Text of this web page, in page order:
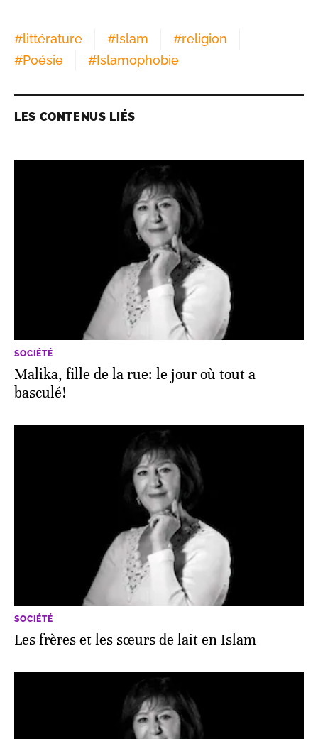
#littérature #Islam #religion
#Poésie #Islamophobie
LES CONTENUS LIÉS
SOCIÉTÉ
Malika, fille de la rue: le jour où tout a
basculé!
SOCIÉTÉ
Les frères et les sœurs de lait en Islam